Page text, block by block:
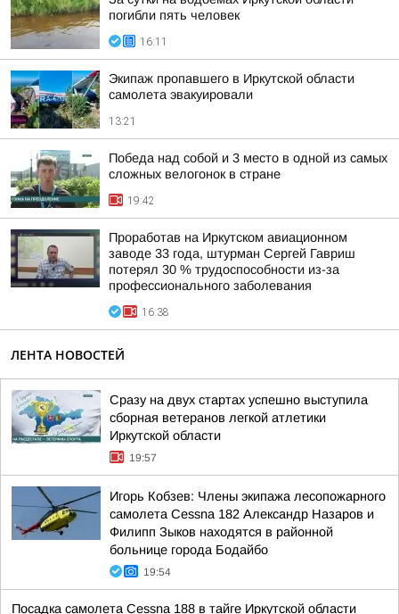
погибли пять человек
16:11
Экипаж пропавшего в Иркутской области
самолета эвакуировали
13:21
Победа над собой и 3 место в одной из самых
сложных велогонок в стране
19:42
Проработав на Иркутском авиационном
заводе 33 года, штурман Сергей Гавриш
потерял 30 % трудоспособности из-за
профессионального заболевания
16:38
ЛЕНТА НОВОСТЕЙ
Сразу на двух стартах успешно выступила
сборная ветеранов легкой атлетики
Иркутской области
19:57
Игорь Кобзев: Члены экипажа лесопожарного
самолета Cessna 182 Александр Назаров и
Филипп Зыков находятся в районной
больнице города Бодайбо
19:54
Посадка самолета Cessna 188 в тайге Иркутской области